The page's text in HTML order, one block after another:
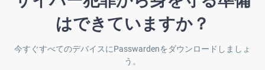
はできていますか？
今すぐすべてのデバイスにPasswardenをダウンロードしましょ
う。